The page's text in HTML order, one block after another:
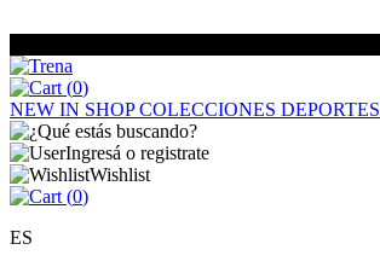
(0)
NEW IN SHOPCOLECCIONES DEPORTES
Ingresá o registrate
Wishlist
(0)
ES